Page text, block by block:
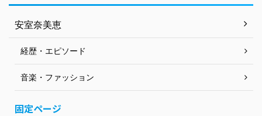
安室奈美恵
経歴・エピソード
音楽・ファッション
固定ページ